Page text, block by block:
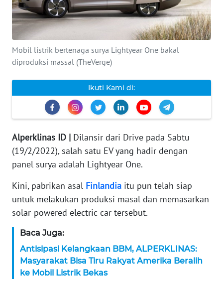
Mobil listrik bertenaga surya Lightyear One bakal
diproduksi massal (TheVerge)
Ikuti Kami di:
Alperklinas ID | Dilansir dari Drive pada Sabtu
(19/2/2022), salah satu EV yang hadir dengan
panel surya adalah Lightyear One.
Kini, pabrikan asal Finlandia itu pun telah siap
untuk melakukan produksi masal dan memasarkan
solar-powered electric car tersebut.
Baca Juga:
Antisipasi Kelangkaan BBM, ALPERKLINAS:
Masyarakat Bisa Tiru Rakyat Amerika Beralih
ke Mobil Listrik Bekas
KONTAK
KAMI
INFO
IKLAN
KAMI
MEDIA
SIBER
REDAKSI
KARIR
Wahana
Regional